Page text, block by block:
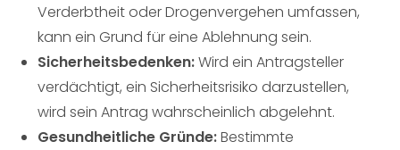
Verderbtheit oder Drogenvergehen umfassen,
kann ein Grund für eine Ablehnung sein.
Sicherheitsbedenken:Wird ein Antragsteller
verdächtigt, ein Sicherheitsrisiko darzustellen,
wird sein Antrag wahrscheinlich abgelehnt.
Gesundheitliche Gründe:Bestimmte